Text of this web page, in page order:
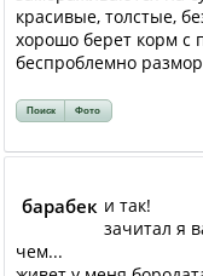
красивые, толстые,
хорошо берет корм с
беспроблемно
Поиск Фото
барабек и так!
зачитал я
чем...